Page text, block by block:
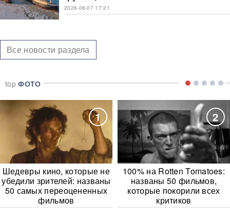
2026-08-07 17:21
Все новости раздела
topФОТО
1
Шедевры кино, которые не
убедили зрителей: названы
50 самых переоцененных
фильмов
2
100% на Rotten Tomatoes:
названы 50 фильмов,
которые покорили всех
критиков